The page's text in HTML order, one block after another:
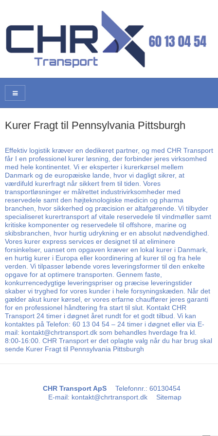
Kurer Fragt til Pennsylvania Pittsburgh
Effektiv logistik kræver en dedikeret partner, og med CHR Transport
får I en professionel kurer løsning, der forbinder jeres virksomhed
med hele kontinentet. Vi er eksperter i kurerkørsel mellem
Danmark og de europæiske lande, hvor vi dagligt sikrer, at
værdifuld kurerfragt når sikkert frem til tiden. Vores
transportløsninger er målrettet industrivirksomheder med
reservedele samt den højteknologiske medicin og pharma
branchen, hvor sikkerhed og præcision er altafgørende. Vi tilbyder
specialiseret kurertransport af vitale reservedele til vindmøller samt
kritiske komponenter og reservedele til offshore, marine og
skibsbranchen, hvor hurtig udrykning er en absolut nødvendighed.
Vores kurer express services er designet til at eliminere
forsinkelser, uanset om opgaven kræver en lokal kurer i Danmark,
en hurtig kurer i Europa eller koordinering af kurer til og fra hele
verden. Vi tilpasser løbende vores leveringsformer til den enkelte
opgave for at optimere transporten. Gennem faste,
konkurrencedygtige leveringspriser og præcise leveringstider
skaber vi tryghed for vores kunder i hele forsyningskæden. Når det
gælder akut kurer kørsel, er vores erfarne chauffører jeres garanti
for en professionel håndtering fra start til slut. Kontakt CHR
Transport 24 timer i døgnet året rundt for et godt tilbud. Vi kan
kontaktes på Telefon: 60 13 04 54 – 24 timer i døgnet eller via E-
mail: kontakt@chrtransport.dk som behandles hverdage fra kl.
8:00-16:00. CHR Transport er det oplagte valg når du har brug skal
sende Kurer Fragt til Pennsylvania Pittsburgh
CHR Transport ApS Telefonnr.: 60130454
E-mail: kontakt@chrtransport.dk Sitemap